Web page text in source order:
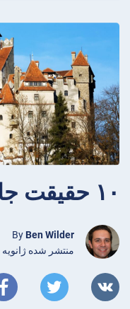
۱۰ حقیقت جالب درباره رومانی
By Ben Wilder
منتشر شده ژانویه 31, 2024 • 5 دقیقه برای مطالعه